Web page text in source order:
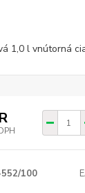
1,0 l vnútorná
100